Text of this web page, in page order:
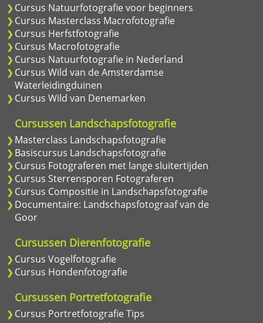
Cursus Natuurfotografie voor beginners
Cursus Masterclass Macrofotografie
Cursus Herfstfotografie
Cursus Macrofotografie
Cursus Natuurfotografie in Nederland
Cursus Wild van de Amsterdamse
Waterleidingduinen
Cursus Wild van Denemarken
Cursussen Landschapsfotografie
Masterclass Landschapsfotografie
Basiscursus Landschapsfotografie
Cursus Fotograferen met lange sluitertijden
Cursus Sterrensporen Fotograferen
Cursus Compositie in Landschapsfotografie
Documentaire: Landschapsfotograaf van de
Goor
Cursussen Dierenfotografie
Cursus Vogelfotografie
Cursus Hondenfotografie
Cursussen Portretfotografie
Cursus Portretfotografie Tips